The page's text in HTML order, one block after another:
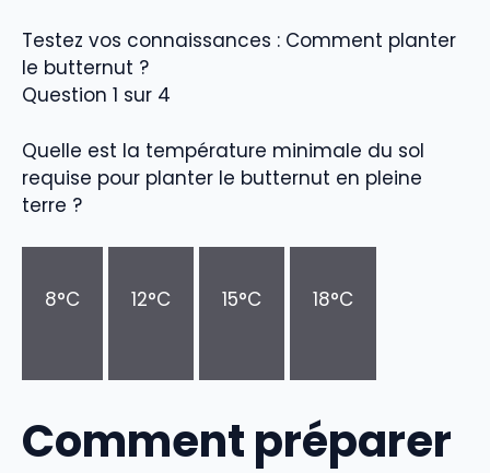
Testez vos connaissances : Comment planter
le butternut ?
Question 1 sur 4
Quelle est la température minimale du sol
requise pour planter le butternut en pleine
terre ?
8°C 12°C 15°C 18°C
Comment préparer